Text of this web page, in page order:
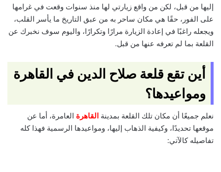
إليها من قبل، لكن من واقع زيارتي لها منذ سنوات وقعت في غرامها
على الفور، حقًا هي مكان ساحر به من عبق التاريخ ما يأسر القلب،
ويجعله راغبًا في إعادة الزيارة مرارًا وتكرارًا، واليوم سوف نخبرك عن
القلعة بما لم تعرفه عنها من قبل.
أين تقع قلعة صلاح الدين في القاهرة
ومواعيدها؟
نعلم جميعًا أن مكان تلك القلعة بمدينة القاهرة العامرة، أما عن
موقعها تحديدًا، وكيفية الذهاب إليها، ومواعيدها الرسمية فهذا كله
تفاصيله كالآتي: